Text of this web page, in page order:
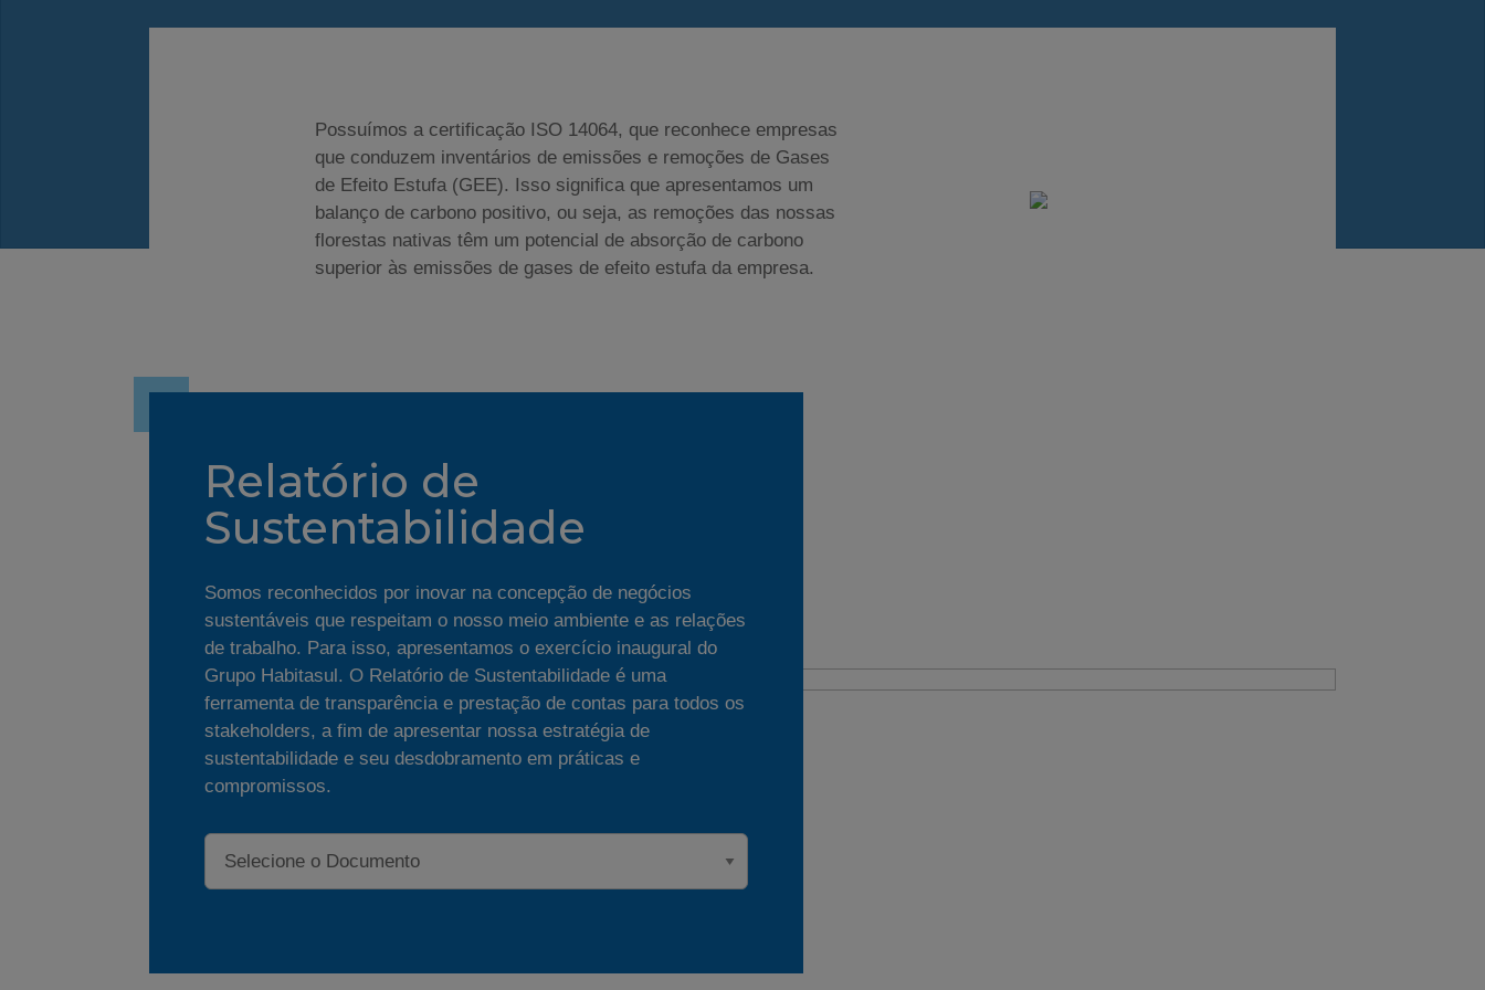
Possuímos a certificação ISO 14064, que reconhece empresas
que conduzem inventários de emissões e remoções de Gases
de Efeito Estufa (GEE). Isso significa que apresentamos um
balanço de carbono positivo, ou seja, as remoções das nossas
florestas nativas têm um potencial de absorção de carbono
superior às emissões de gases de efeito estufa da empresa.
Relatório de
Sustentabilidade
Somos reconhecidos por inovar na concepção de negócios
sustentáveis que respeitam o nosso meio ambiente e as relações
de trabalho. Para isso, apresentamos o exercício inaugural do
Grupo Habitasul. O Relatório de Sustentabilidade é uma
ferramenta de transparência e prestação de contas para todos os
stakeholders, a fim de apresentar nossa estratégia de
sustentabilidade e seu desdobramento em práticas e
compromissos.